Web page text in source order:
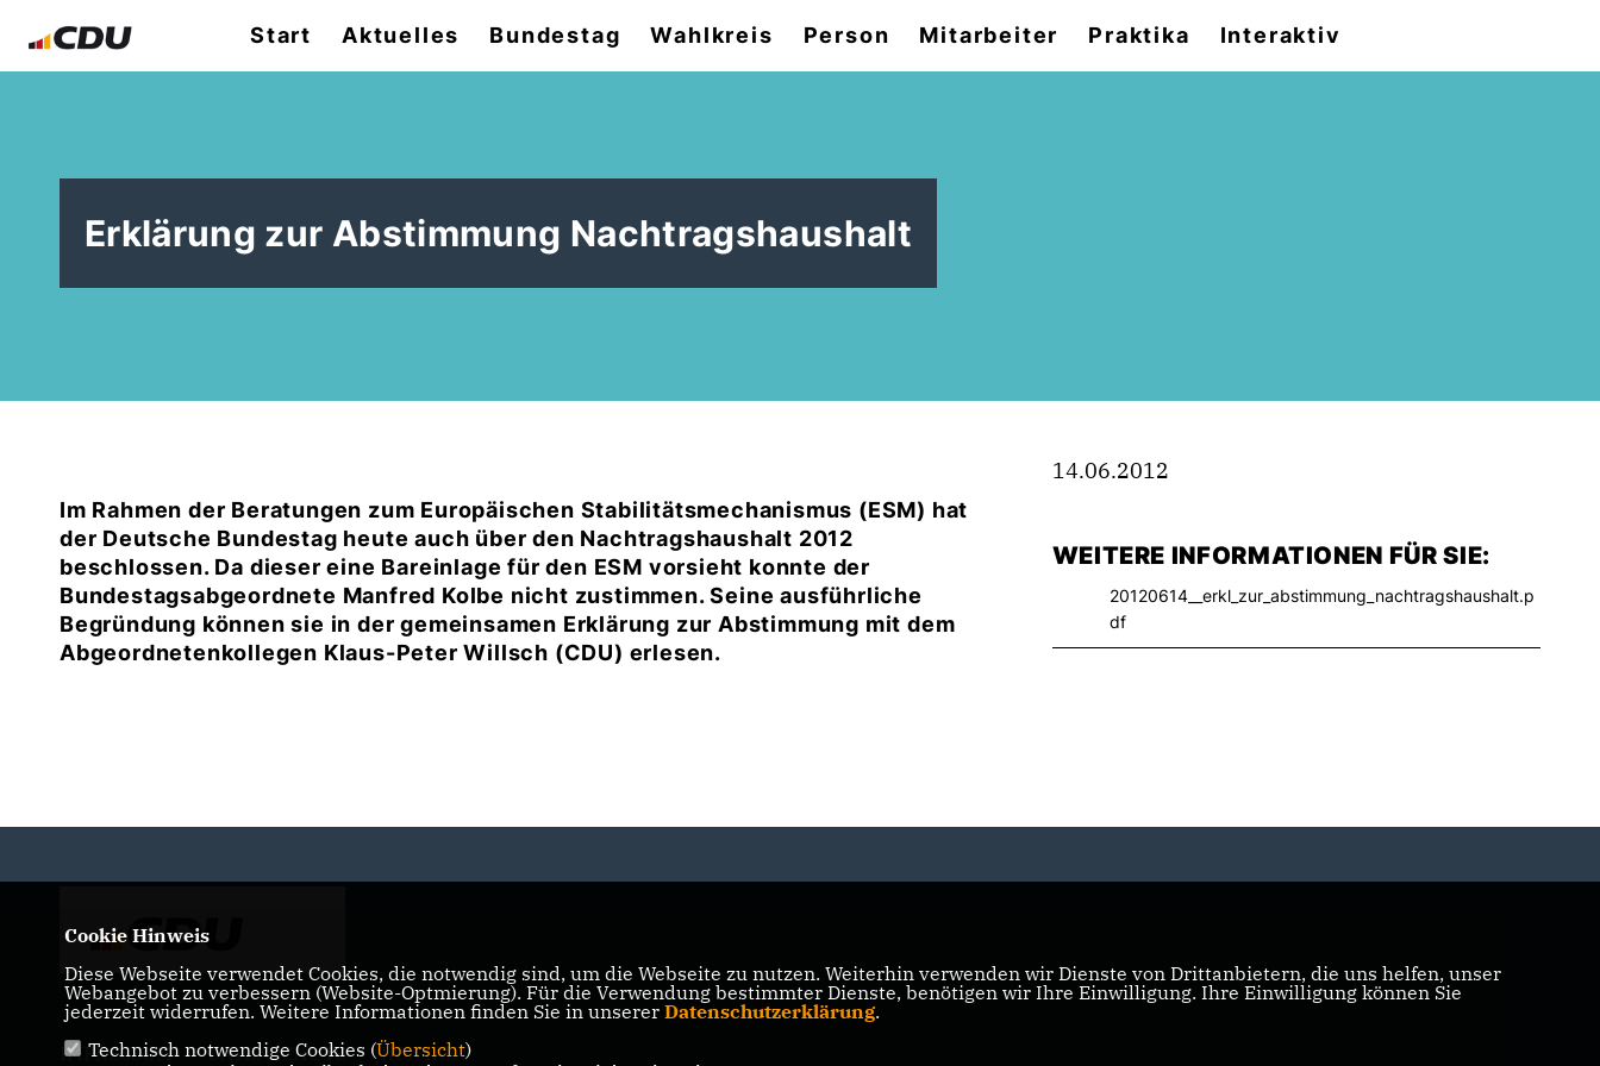
Start Aktuelles Bundestag Wahlkreis Person Mitarbeiter Praktika Interaktiv
Erklärung zur Abstimmung Nachtragshaushalt
Im Rahmen der Beratungen zum Europäischen Stabilitätsmechanismus (ESM) hat
der Deutsche Bundestag heute auch über den Nachtragshaushalt 2012
beschlossen. Da dieser eine Bareinlage für den ESM vorsieht konnte der
Bundestagsabgeordnete Manfred Kolbe nicht zustimmen. Seine ausführliche
Begründung können sie in der gemeinsamen Erklärung zur Abstimmung mit dem
Abgeordnetenkollegen Klaus-Peter Willsch (CDU) erlesen.
14.06.2012
WEITERE INFORMATIONEN FÜR SIE:
20120614__erkl_zur_abstimmung_nachtragshaushalt.p
df
IMPRESSUM DATENSCHUTZ KONTAKT
Cookie Hinweis
Diese Webseite verwendet Cookies, die notwendig sind, um die Webseite zu nutzen. Weiterhin verwenden wir Dienste von Drittanbietern, die uns helfen, unser
Webangebot zu verbessern (Website-Optmierung). Für die Verwendung bestimmter Dienste, benötigen wir Ihre Einwilligung. Ihre Einwilligung können Sie
jederzeit widerrufen. Weitere Informationen finden Sie in unserer Datenschutzerklärung.
Technisch notwendige Cookies (Übersicht)